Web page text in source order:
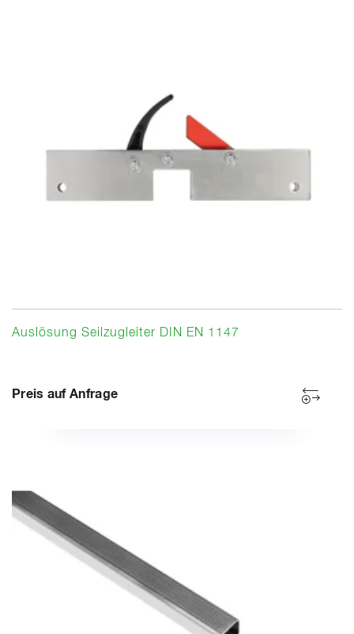
Auslösung Seilzugleiter DIN EN 1147
Preis auf Anfrage